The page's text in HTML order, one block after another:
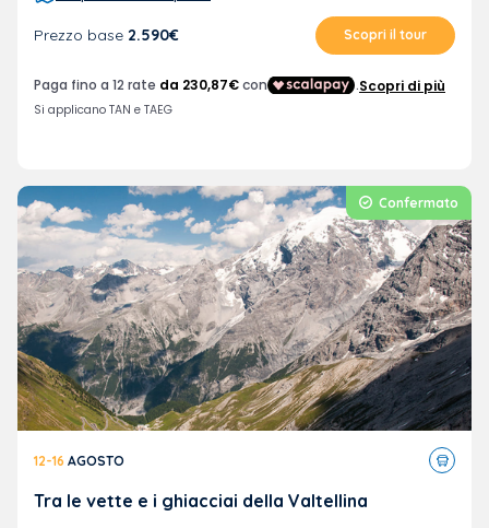
Prezzo base 2.590€ Scopri il tour
Confermato
12-16 AGOSTO
Tour
in
Tra le vette e i ghiacciai della Valtellina